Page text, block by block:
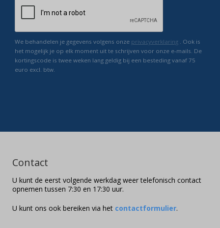
We behandelen je gegevens volgens onze privacyverklaring . Ook is
het mogelijk je op elk moment uit te schrijven voor onze e-mails. De
kortingscode is twee weken lang geldig bij een besteding vanaf 75
euro excl. btw.
Contact
U kunt de eerst volgende werkdag weer telefonisch contact
opnemen tussen 7:30 en 17:30 uur.
U kunt ons ook bereiken via het contactformulier.